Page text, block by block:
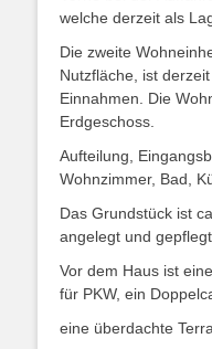
welche derzeit als
Die zweite
Nutzfläche, ist
Einnahmen. Die
Erdgeschoss.
Aufteilung,
Wohnzimmer, Bad,
Das Grundstück ist
angelegt und gepflegt.
Vor dem Haus ist
für PKW, ein
eine überdachte